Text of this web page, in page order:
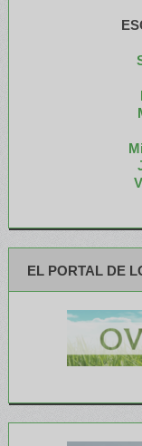
EL PORTAL DE